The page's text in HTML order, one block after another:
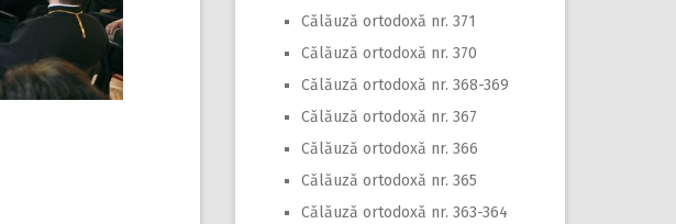
Călăuză ortodoxă nr. 371
Călăuză ortodoxă nr. 370
Călăuză ortodoxă nr. 368-369
Călăuză ortodoxă nr. 367
Călăuză ortodoxă nr. 366
Călăuză ortodoxă nr. 365
Călăuză ortodoxă nr. 363-364